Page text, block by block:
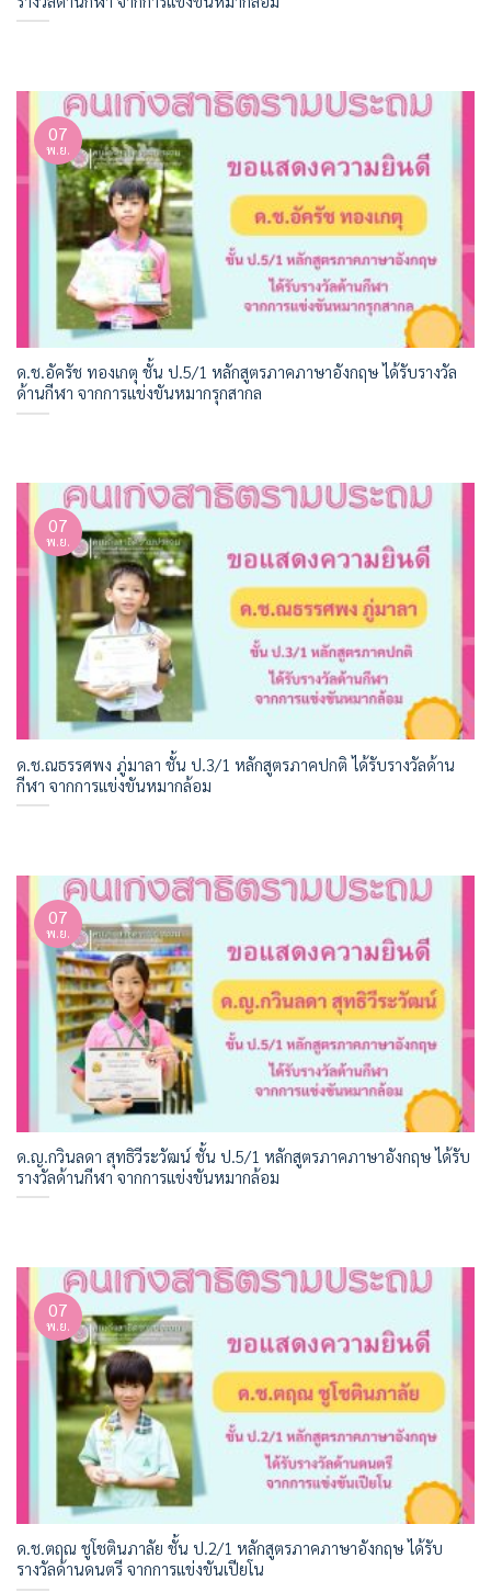
ด.ช.อัครัช ทองเกตุ ชั้น ป.5/1 หลักสูตรภาคภาษาอังกฤษ ได้รับรางวัล
ด้านกีฬา จากการแข่งขันหมากรุกสากล
07
พ.ย.
ด.ช.ณธรรศพง ภู่มาลา ชั้น ป.3/1 หลักสูตรภาคปกติ ได้รับรางวัลด้าน
กีฬา จากการแข่งขันหมากล้อม
07
พ.ย.
ด.ญ.กวินลดา สุทธิวีระวัฒน์ ชั้น ป.5/1 หลักสูตรภาคภาษาอังกฤษ ได้รับ
รางวัลด้านกีฬา จากการแข่งขันหมากล้อม
07
พ.ย.
ด.ช.ตฤณ ชูโชตินภาลัย ชั้น ป.2/1 หลักสูตรภาคภาษาอังกฤษ ได้รับ
รางวัลด้านดนตรี จากการแข่งขันเปียโน
07
พ.ย.